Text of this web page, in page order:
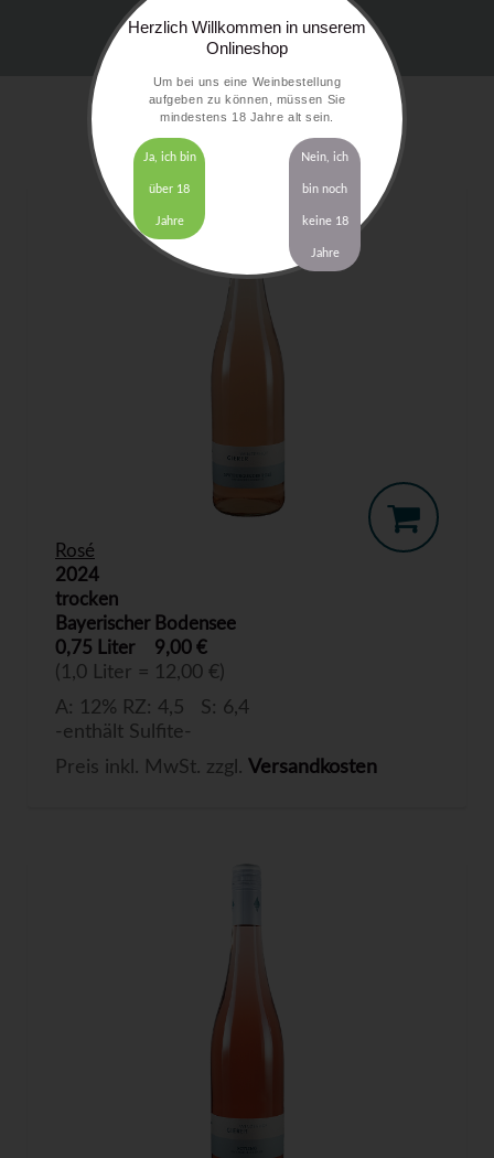
Rosé
2024
trocken
Bayerischer Bodensee
0,75 Liter
9,00 €
(1,0 Liter = 12,00 €)
A: 12% RZ: 4,5 S: 6,4
-enthält Sulfite-
Preis inkl. MwSt. zzgl. Versandkosten
Herzlich Willkommen in unserem
Onlineshop
Um bei uns eine Weinbestellung
aufgeben zu können, müssen Sie
mindestens 18 Jahre alt sein.
Ja, ich bin
über 18
Jahre
Nein, ich
bin noch
keine 18
Jahre